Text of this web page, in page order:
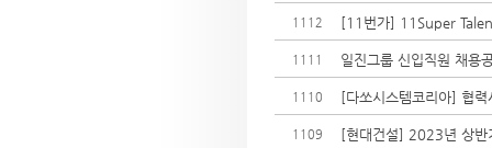
1112 [11번가] 11Super
1111 일진그룹 신입직원 채용
1110 [다쏘시스템코리아] 협
1109 [현대건설] 2023년 상반